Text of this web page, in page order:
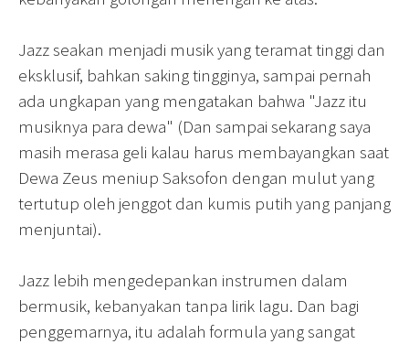
Jazz seakan menjadi musik yang teramat tinggi dan
eksklusif, bahkan saking tingginya, sampai pernah
ada ungkapan yang mengatakan bahwa "Jazz itu
musiknya para dewa" (Dan sampai sekarang saya
masih merasa geli kalau harus membayangkan saat
Dewa Zeus meniup Saksofon dengan mulut yang
tertutup oleh jenggot dan kumis putih yang panjang
menjuntai).
Jazz lebih mengedepankan instrumen dalam
bermusik, kebanyakan tanpa lirik lagu. Dan bagi
penggemarnya, itu adalah formula yang sangat